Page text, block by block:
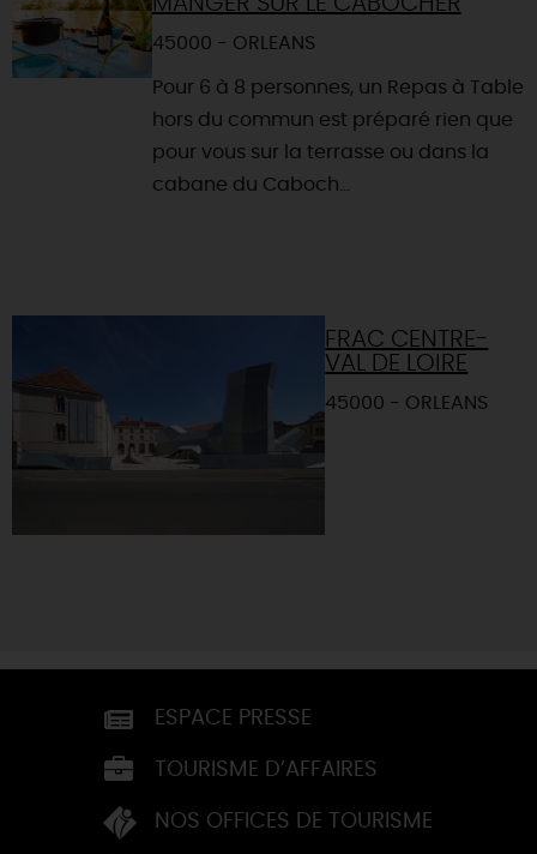
45000 - ORLEANS
Pour 6 à 8 personnes, un Repas à Table
hors du commun est préparé rien que
pour vous sur la terrasse ou dans la
cabane du Caboch...
FRAC CENTRE-
VAL DE LOIRE
45000 - ORLEANS
ESPACE PRESSE
TOURISME D’AFFAIRES
NOS OFFICES DE TOURISME